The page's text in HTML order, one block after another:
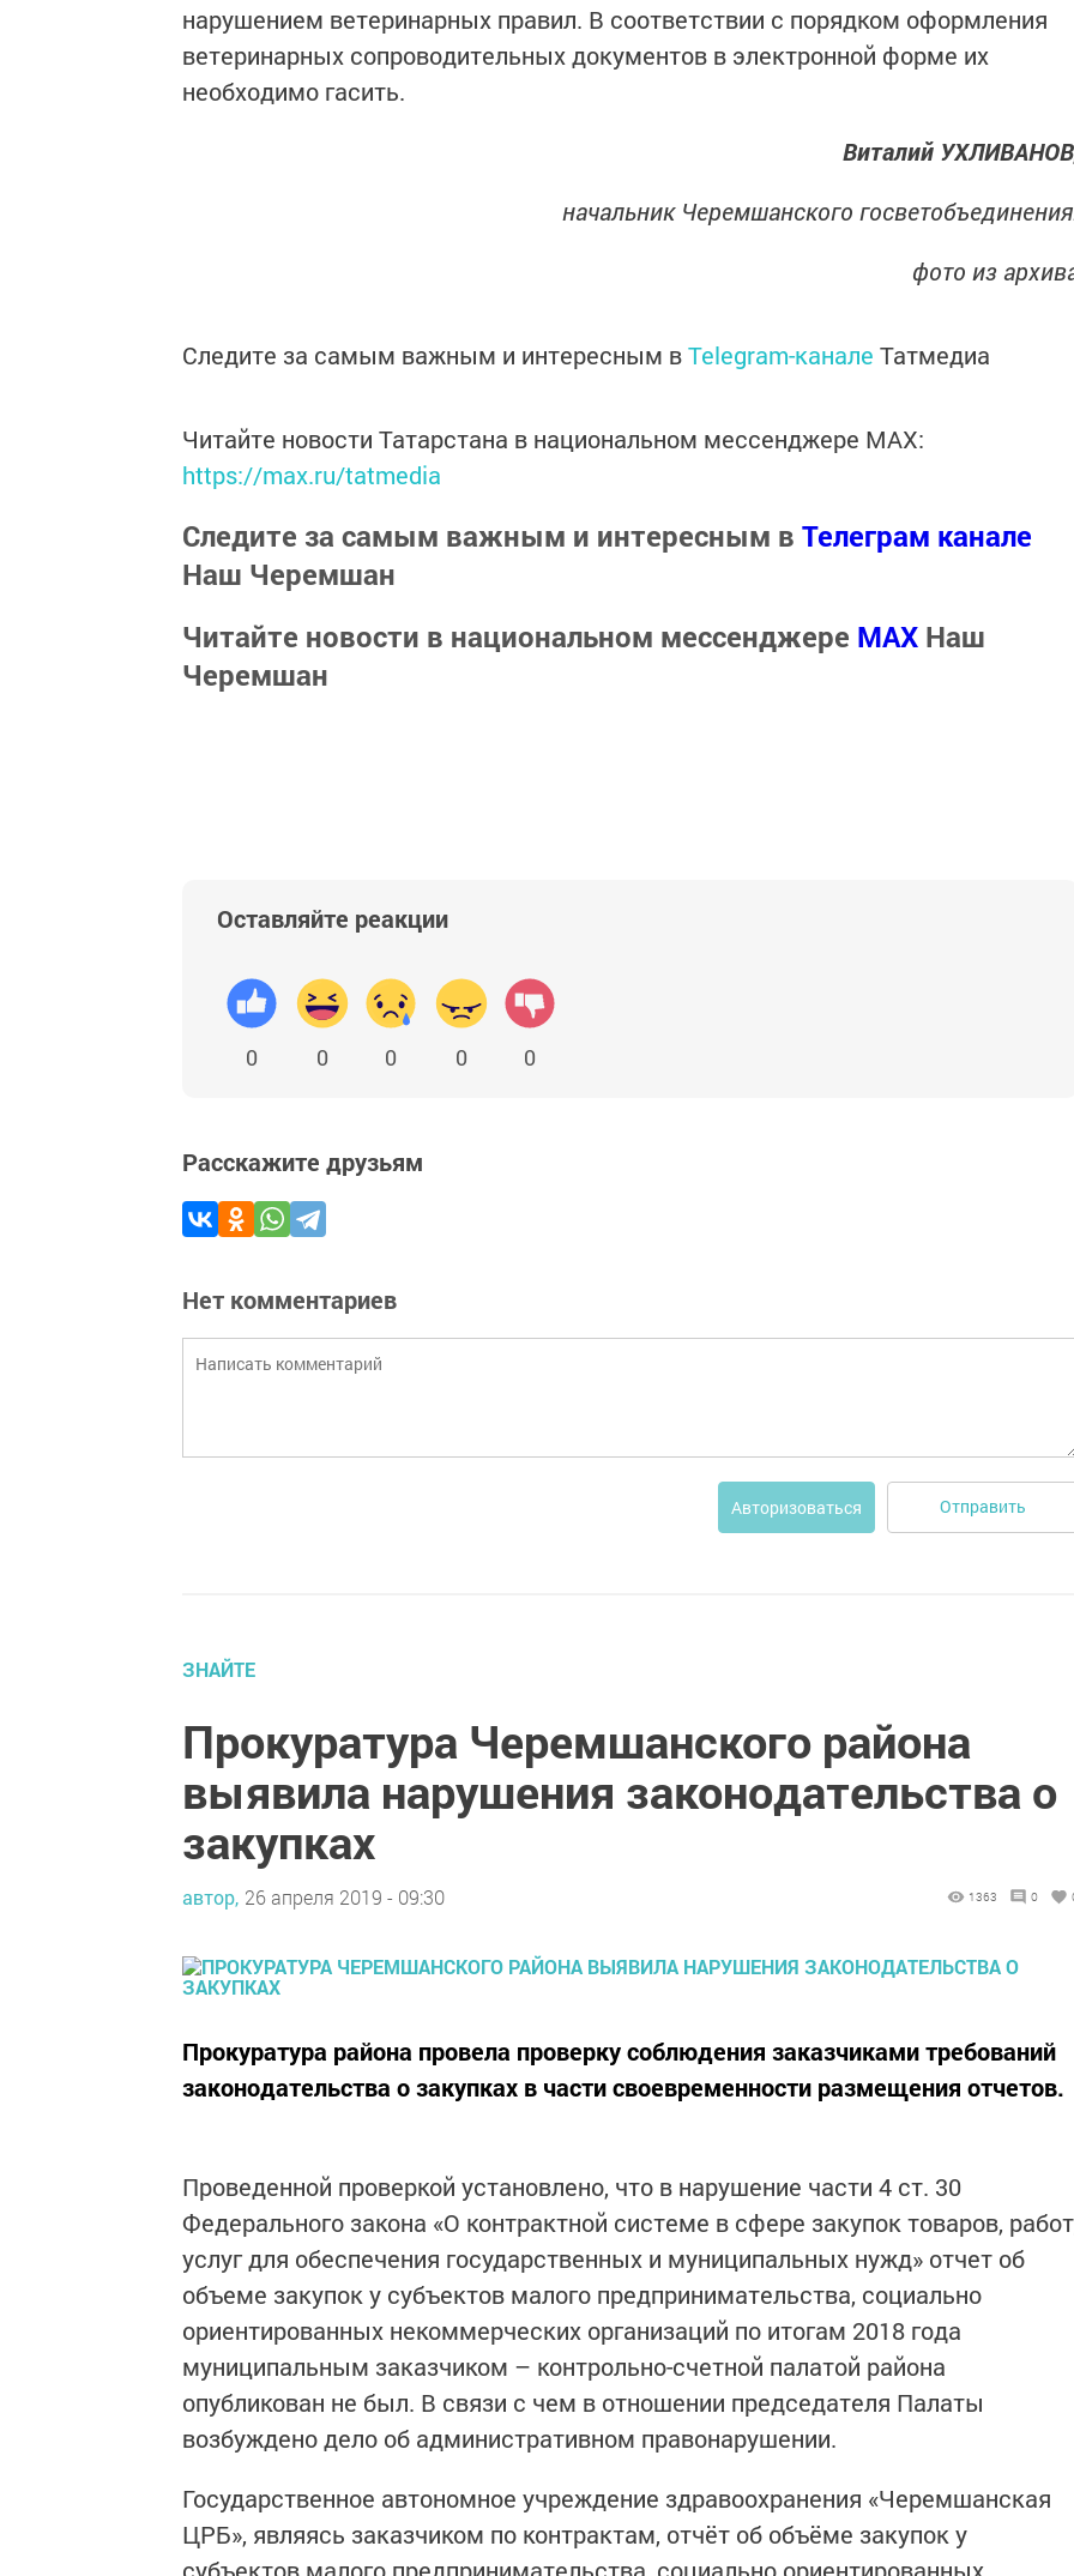
нарушением ветеринарных правил. В соответствии с порядком оформления
ветеринарных сопроводительных документов в электронной форме их
необходимо гасить.
Виталий УХЛИВАНОВ
начальник Черемшанского
фото из
Следите за самым важным и интересным вTelegram-канале Татмедиа
Читайте новости Татарстана в национальном мессенджере MАХ:
https://max.ru/tatmedia
Следите за самым важным и интересным в Телеграм канале
Наш Черемшан
Читайте новости в национальном мессенджере MАХ Наш
Черемшан
Оставляйте реакции
0 0 0 0 0
Расскажите друзьям
Нет комментариев
Авторизоваться Отправить
ЗНАЙТЕ
Прокуратура Черемшанского района
выявила нарушения законодательства о
закупках
автор, 26 апреля 2019 - 09:30 1363 0
Прокуратура района провела проверку соблюдения заказчиками требований
законодательства о закупках в части своевременности размещения отчетов.
Проведенной проверкой установлено, что в нарушение части 4 ст. 30
Федерального закона «О контрактной системе в сфере закупок товаров,
услуг для обеспечения государственных и муниципальных нужд» отчет об
объеме закупок у субъектов малого предпринимательства, социально
ориентированных некоммерческих организаций по итогам 2018 года
муниципальным заказчиком – контрольно-счетной палатой района
опубликован не был. В связи с чем в отношении председателя Палаты
возбуждено дело об административном правонарушении.
Государственное автономное учреждение здравоохранения «Черемшанская
ЦРБ», являясь заказчиком по контрактам, отчёт об объёме закупок у